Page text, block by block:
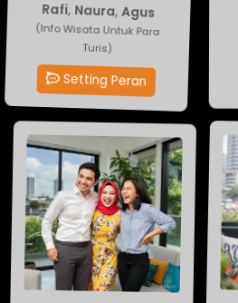
Rafi,Naura,Agus
(Info Wisata Untuk Para
Turis)
Setting Peran